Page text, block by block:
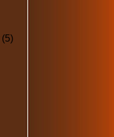
(5)